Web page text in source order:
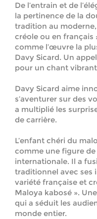
De l’entrain et de
la pertinence de la
tradition au moderne,
créole ou en français
comme l’œuvre la
Davy Sicard. Un
pour un chant vibrant
Davy Sicard aime
s’aventurer sur des
a multiplié les
de carrière.
L’enfant chéri du
comme une figure
internationale. Il a
traditionnel avec ses
variété française et
Maloya kabosé ».
qui a séduit les
monde entier.